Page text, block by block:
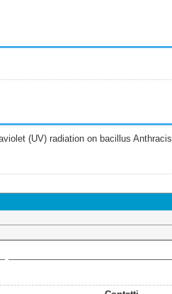
(UV) radiation on bacillus Anthracis